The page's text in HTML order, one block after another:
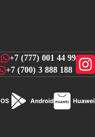
+7 (777) 001 44 99
+7 (700) 3 888 188